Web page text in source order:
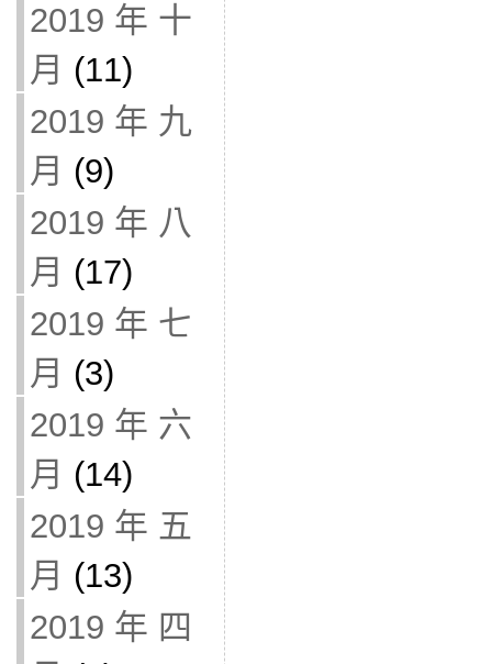
2019 年 十
月 (11)
2019 年 九
月 (9)
2019 年 八
月 (17)
2019 年 七
月 (3)
2019 年 六
月 (14)
2019 年 五
月 (13)
2019 年 四